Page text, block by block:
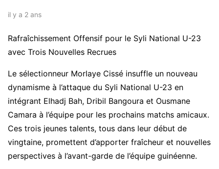
il y a 2 ans
Rafraîchissement Offensif pour le Syli National U-23
avec Trois Nouvelles Recrues
Le sélectionneur Morlaye Cissé insuffle un nouveau
dynamisme à l’attaque du Syli National U-23 en
intégrant Elhadj Bah, Dribil Bangoura et Ousmane
Camara à l’équipe pour les prochains matchs amicaux.
Ces trois jeunes talents, tous dans leur début de
vingtaine, promettent d’apporter fraîcheur et nouvelles
perspectives à l’avant-garde de l’équipe guinéenne.